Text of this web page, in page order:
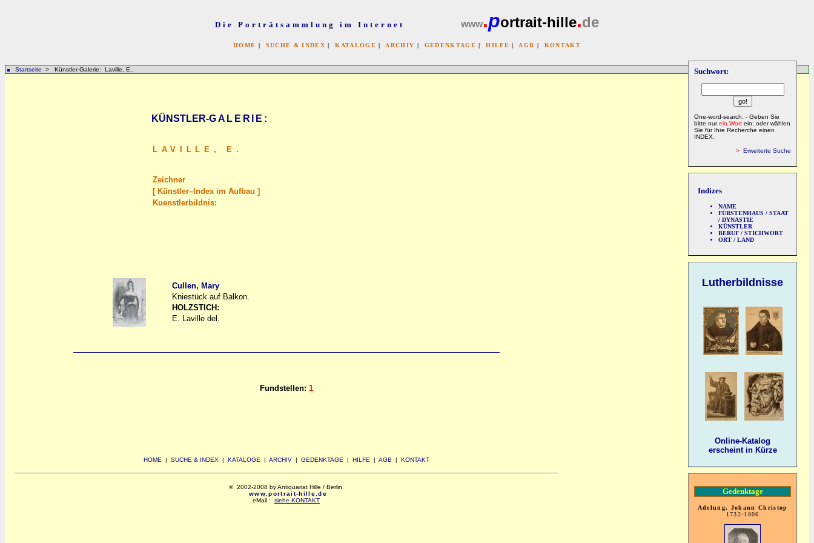
Die Porträtsammlung im Internet www.portrait-hille.de
HOME | SUCHE & INDEX |KATALOGE | ARCHIV | GEDENKTAGE |HILFE | AGB | KONTAKT
Suchwort:
One-word-search. - Geben Sie
bitte nurein Wort ein; oder wählen
Sie für Ihre Recherche einen
INDEX.
> Erweiterte Suche
Indizes
NAME
FÜRSTENHAUS / STAAT
/ DYNASTIE
KÜNSTLER
BERUF / STICHWORT
ORT / LAND
Lutherbildnisse
Online-Katalog
erscheint in Kürze
Gedenktage
Adelung, Johann Christop
1732-1806
Startseite > Künstler-Galerie: Laville, E.,
KÜNSTLER-GALERIE :
LAVILLE, E.
Zeichner
[ Künstler–Index im Aufbau ]
Kuenstlerbildnis:
Cullen, Mary
Kniestück auf Balkon.
HOLZSTICH:
E. Laville del.
Fundstellen: 1
HOME | SUCHE & INDEX | KATALOGE | ARCHIV| GEDENKTAGE | HILFE | AGB | KONTAKT
© 2002-2008 by Antiquariat Hille / Berlin
www.portrait-hille.de
eMail : siehe KONTAKT